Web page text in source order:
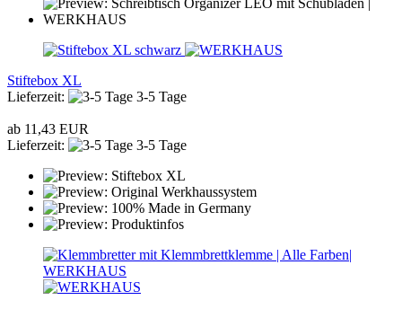
Stiftebox XL
Lieferzeit:
3-5 Tage
ab 11,43 EUR
Lieferzeit:
3-5 Tage